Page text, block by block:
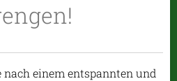
nach einem entspannten und